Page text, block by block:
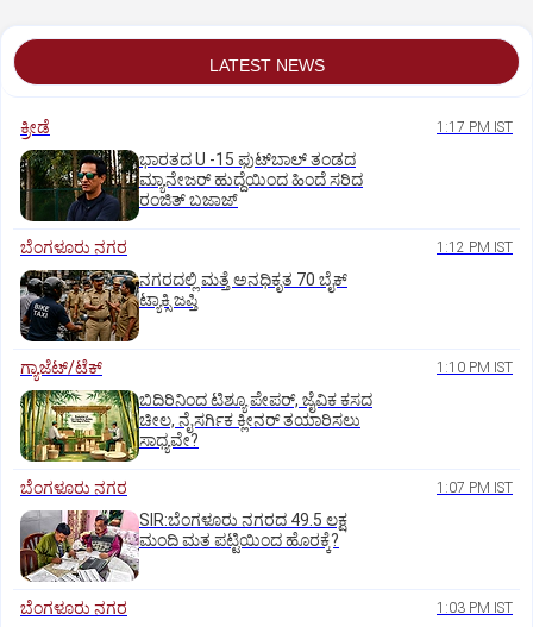
LATEST NEWS
ಕ್ರೀಡೆ 1:17 PM IST
ಭಾರತದ U -15 ಫುಟ್‌ಬಾಲ್ ತಂಡದ
ಮ್ಯಾನೇಜರ್‌ ಹುದ್ದೆಯಿಂದ ಹಿಂದೆ ಸರಿದ
ರಂಜಿತ್‌ ಬಜಾಜ್‌
ಬೆಂಗಳೂರು ನಗರ 1:12 PM IST
ನಗರದಲ್ಲಿ ಮತ್ತೆ ಅನಧಿಕೃತ 70 ಬೈಕ್‌
ಟ್ಯಾಕ್ಸಿ ಜಪ್ತಿ
ಗ್ಯಾಜೆಟ್/ಟೆಕ್ 1:10 PM IST
ಬಿದಿರಿನಿಂದ ಟಿಶ್ಯೂ ಪೇಪರ್‌, ಜೈವಿಕ ಕಸದ
ಚೀಲ, ನೈಸರ್ಗಿಕ ಕ್ಲೀನರ್‌ ತಯಾರಿಸಲು
ಸಾಧ್ಯವೇ?
ಬೆಂಗಳೂರು ನಗರ 1:07 PM IST
SIR:ಬೆಂಗಳೂರು ನಗರದ 49.5 ಲಕ್ಷ
ಮಂದಿ ಮತ ಪಟ್ಟಿಯಿಂದ ಹೊರಕ್ಕೆ?
ಬೆಂಗಳೂರು ನಗರ 1:03 PM IST